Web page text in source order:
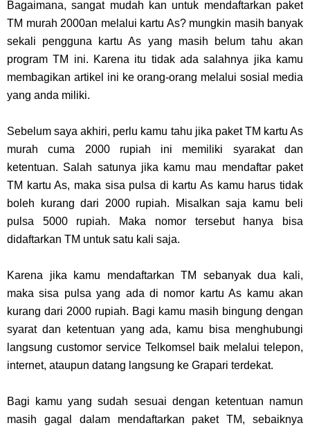
Bagaimana, sangat mudah kan untuk mendaftarkan paket
TM murah 2000an melalui kartu As? mungkin masih banyak
sekali pengguna kartu As yang masih belum tahu akan
program TM ini. Karena itu tidak ada salahnya jika kamu
membagikan artikel ini ke orang-orang melalui sosial media
yang anda miliki.
Sebelum saya akhiri, perlu kamu tahu jika paket TM kartu As
murah cuma 2000 rupiah ini memiliki syarakat dan
ketentuan. Salah satunya jika kamu mau mendaftar paket
TM kartu As, maka sisa pulsa di kartu As kamu harus tidak
boleh kurang dari 2000 rupiah. Misalkan saja kamu beli
pulsa 5000 rupiah. Maka nomor tersebut hanya bisa
didaftarkan TM untuk satu kali saja.
Karena jika kamu mendaftarkan TM sebanyak dua kali,
maka sisa pulsa yang ada di nomor kartu As kamu akan
kurang dari 2000 rupiah. Bagi kamu masih bingung dengan
syarat dan ketentuan yang ada, kamu bisa menghubungi
langsung customor service Telkomsel baik melalui telepon,
internet, ataupun datang langsung ke Grapari terdekat.
Bagi kamu yang sudah sesuai dengan ketentuan namun
masih gagal dalam mendaftarkan paket TM, sebaiknya